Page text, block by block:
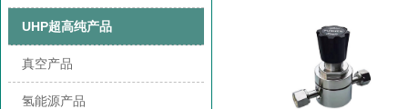
UHP超高纯产品
真空产品
氢能源产品